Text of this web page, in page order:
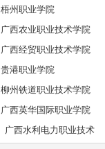
学院
梧州职业学院
广西农业职业技术学院
广西经贸职业技术学院
贵港职业学院
柳州铁道职业技术学院
广西英华国际职业学院
广西水利电力职业技术